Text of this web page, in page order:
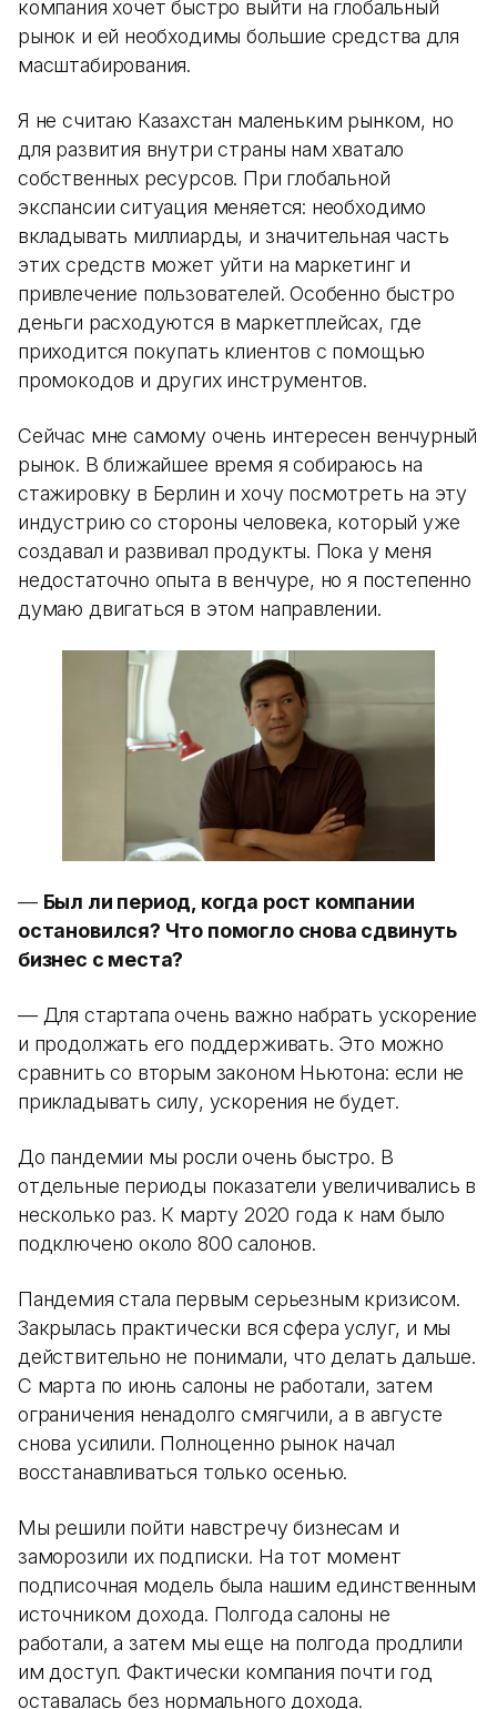
компания хочет быстро выйти на глобальный
рынок и ей необходимы большие средства для
масштабирования.
Я не считаю Казахстан маленьким рынком, но
для развития внутри страны нам хватало
собственных ресурсов. При глобальной
экспансии ситуация меняется: необходимо
вкладывать миллиарды, и значительная часть
этих средств может уйти на маркетинг и
привлечение пользователей. Особенно быстро
деньги расходуются в маркетплейсах, где
приходится покупать клиентов с помощью
промокодов и других инструментов.
Сейчас мне самому очень интересен венчурный
рынок. В ближайшее время я собираюсь на
стажировку в Берлин и хочу посмотреть на эту
индустрию со стороны человека, который уже
создавал и развивал продукты. Пока у меня
недостаточно опыта в венчуре, но я постепенно
думаю двигаться в этом направлении.
— Был ли период, когда рост компании
остановился? Что помогло снова сдвинуть
бизнес с места?
— Для стартапа очень важно набрать ускорение
и продолжать его поддерживать. Это можно
сравнить со вторым законом Ньютона: если не
прикладывать силу, ускорения не будет.
До пандемии мы росли очень быстро. В
отдельные периоды показатели увеличивались в
несколько раз. К марту 2020 года к нам было
подключено около 800 салонов.
Пандемия стала первым серьезным кризисом.
Закрылась практически вся сфера услуг, и мы
действительно не понимали, что делать дальше.
С марта по июнь салоны не работали, затем
ограничения ненадолго смягчили, а в августе
снова усилили. Полноценно рынок начал
восстанавливаться только осенью.
Мы решили пойти навстречу бизнесам и
заморозили их подписки. На тот момент
подписочная модель была нашим единственным
источником дохода. Полгода салоны не
работали, а затем мы еще на полгода продлили
им доступ. Фактически компания почти год
оставалась без нормального дохода.